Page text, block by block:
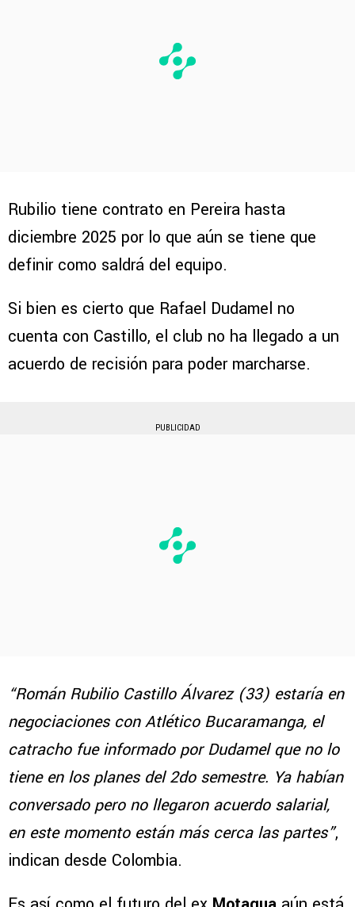
Rubilio tiene contrato en Pereira hasta
diciembre 2025 por lo que aún se tiene que
definir como saldrá del equipo.
Si bien es cierto que Rafael Dudamel no
cuenta con Castillo, el club no ha llegado a un
acuerdo de recisión para poder marcharse.
PUBLICIDAD
“Román Rubilio Castillo Álvarez (33) estaría en
negociaciones con Atlético Bucaramanga, el
catracho fue informado por Dudamel que no lo
tiene en los planes del 2do semestre. Ya habían
conversado pero no llegaron acuerdo salarial,
en este momento están más cerca las partes”,
indican desde Colombia.